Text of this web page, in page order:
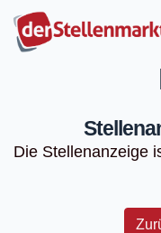
Die Stellenanzeige